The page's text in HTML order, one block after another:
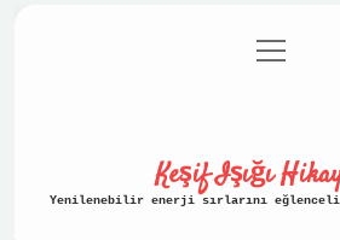
Gizlilik
menüyü
aç
Keşif Işığı
Yenilenebilir enerji sırlarını